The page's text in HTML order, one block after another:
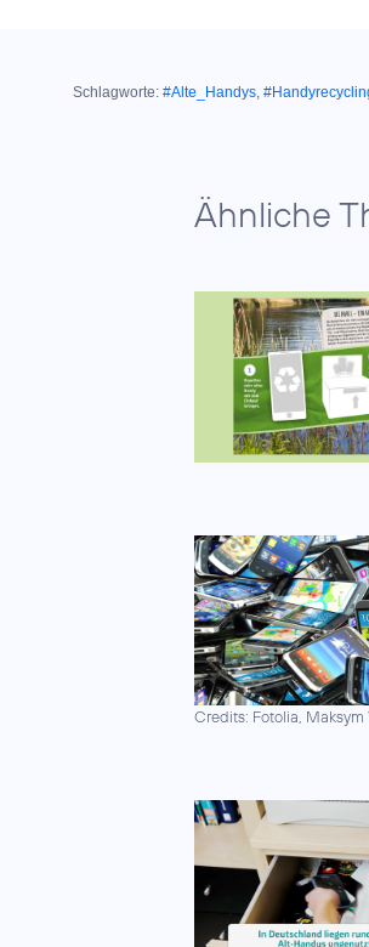
Schlagworte: #Alte_Handys,
Ähnliche
Credits: Fotolia, Maksym